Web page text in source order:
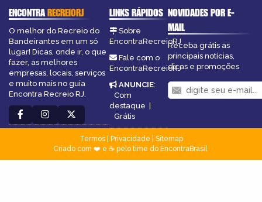
ENCONTRARECREIORJ
O melhor do Recreio do
Bandeirantes em um só
lugar! Dicas, onde ir, o que
fazer, as melhores
empresas, locais, serviços
e muito mais no guia
Encontra Recreio RJ.
LINKS RÁPIDOS
Sobre
EncontraRecreioRJ
Fale com o
EncontraRecreioRJ
ANUNCIE:
Com
destaque |
Grátis
NOVIDADES POR E-
MAIL
Receba grátis as
principais notícias,
dicas e promoções
Termos| Privacidade
Sitemap
Criado com ❤️ e ☕ pelo time do EncontraBrasil